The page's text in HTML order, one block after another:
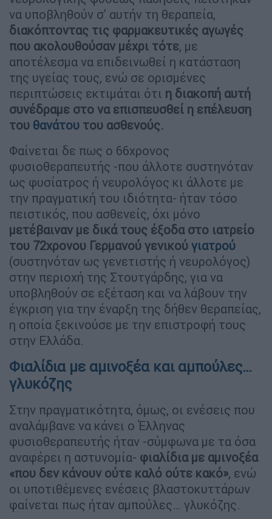
να υποβληθούν σ' αυτήν τη θεραπεία,
διακόπτοντας τις φαρμακευτικές αγωγές
που ακολουθούσαν μέχρι τότε, με
αποτέλεσμα να επιδεινωθεί η κατάσταση
της υγείας τους, ενώ σε ορισμένες
περιπτώσεις εκτιμάται ότι η διακοπή αυτή
συνέδραμε στο να επισπευσθεί η επέλευση
του θανάτου του ασθενούς.
Φαίνεται δε πως ο 66χρονος
φυσιοθεραπευτής -που άλλοτε συστηνόταν
ως φυσίατρος ή νευρολόγος κι άλλοτε με
την πραγματική του ιδιότητα- ήταν τόσο
πειστικός, που ασθενείς, όχι μόνο
μετέβαιναν με δικά τους έξοδα στο ιατρείο
του 72χρονου Γερμανού γενικού γιατρού
(συστηνόταν ως γενετιστής ή νευρολόγος)
στην περιοχή της Στουτγάρδης, για να
υποβληθούν σε εξέταση και να λάβουν την
έγκριση για την έναρξη της δήθεν θεραπείας,
η οποία ξεκινούσε με την επιστροφή τους
στην Ελλάδα.
Φιαλίδια με αμινοξέα και αμπούλες…
γλυκόζης
Στην πραγματικότητα, όμως, οι ενέσεις που
αναλάμβανε να κάνει ο Έλληνας
φυσιοθεραπευτής ήταν -σύμφωνα με τα όσα
αναφέρει η αστυνομία- φιαλίδια με αμινοξέα
«που δεν κάνουν ούτε καλό ούτε κακό», ενώ
οι υποτιθέμενες ενέσεις βλαστοκυττάρων
φαίνεται πως ήταν αμπούλες… γλυκόζης.